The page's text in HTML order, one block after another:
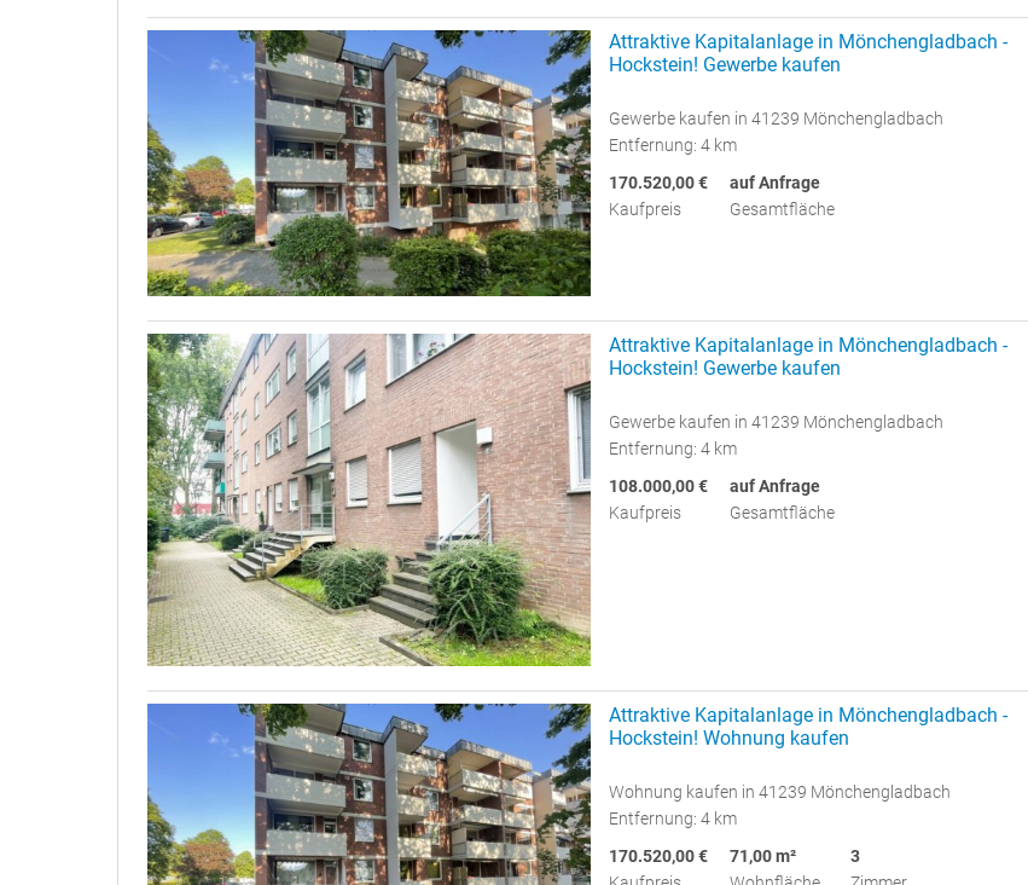
Attraktive Kapitalanlage in Mönchengladbach -
Hockstein! Gewerbe kaufen
Gewerbe kaufen in 41239 Mönchengladbach
Entfernung: 4 km
170.520,00 €
Kaufpreis
auf Anfrage
Gesamtfläche
Attraktive Kapitalanlage in Mönchengladbach -
Hockstein! Gewerbe kaufen
Gewerbe kaufen in 41239 Mönchengladbach
Entfernung: 4 km
108.000,00 €
Kaufpreis
auf Anfrage
Gesamtfläche
Attraktive Kapitalanlage in Mönchengladbach -
Hockstein! Wohnung kaufen
Wohnung kaufen in 41239 Mönchengladbach
Entfernung: 4 km
170.520,00 €
71,00 m²
3